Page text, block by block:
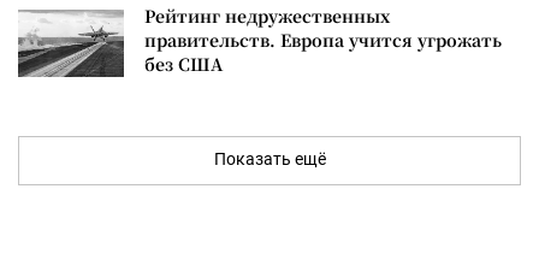
Рейтинг недружественных
правительств. Европа учится угрожать
без США
Показать ещё